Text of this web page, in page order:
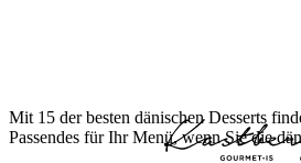
Mit 15 der besten dänischen Desserts
Passendes für Ihr Menü, wenn Sie die